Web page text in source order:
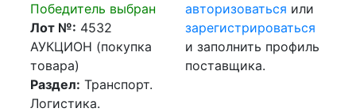
Победитель выбран
Лот №: 4532
АУКЦИОН (покупка
товара)
Раздел: Транспорт.
Логистика.
авторизоваться или
зарегистрироваться
и заполнить профиль
поставщика.